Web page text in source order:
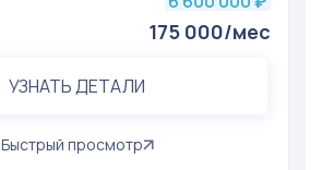
175 000/мес
УЗНАТЬ ДЕТАЛИ
Быстрый просмотр